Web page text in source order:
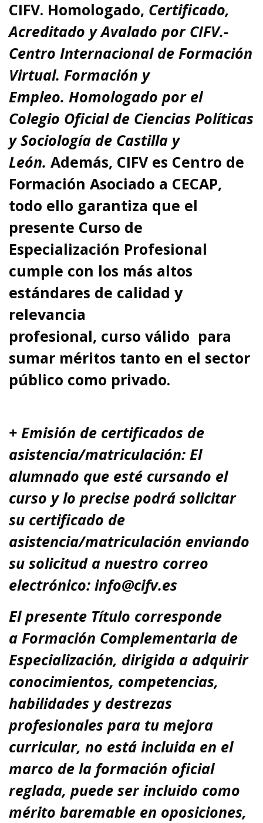
CIFV. Homologado, Certificado,
Acreditado y Avalado por CIFV.-
Centro Internacional de Formación
Virtual. Formación y
Empleo. Homologado por el
Colegio Oficial de Ciencias Políticas
y Sociología de Castilla y
León. Además, CIFV es Centro de
Formación Asociado a CECAP,
todo ello garantiza que el
presente Curso de
Especialización Profesional
cumple con los más altos
estándares de calidad y
relevancia
profesional, curso válido para
sumar méritos tanto en el sector
público como privado.
+ Emisión de certificados de
asistencia/matriculación: El
alumnado que esté cursando el
curso y lo precise podrá solicitar
su certificado de
asistencia/matriculación enviando
su solicitud a nuestro correo
electrónico: info@cifv.es
El presente Título corresponde
a Formación Complementaria de
Especialización, dirigida a adquirir
conocimientos, competencias,
habilidades y destrezas
profesionales para tu mejora
curricular, no está incluida en el
marco de la formación oficial
reglada, puede ser incluido como
mérito baremable en oposiciones,